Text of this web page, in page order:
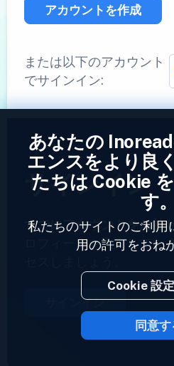
アカウントを作成
または以下のアカウント
でサインイン:
サインイン
すでにアカウントをお持
ロフィールを入力してい
サインイン
2023 ©
あなたの
エンスをより良
たちは Cookie
す。
私たちのサイトのご利用
用の許可をおね
Cookie 設
同意す